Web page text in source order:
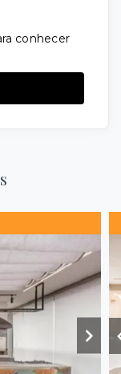
conhecer